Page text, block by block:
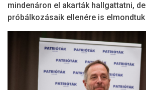
mindenáron el akarták hallgattatni,
próbálkozásaik ellenére is